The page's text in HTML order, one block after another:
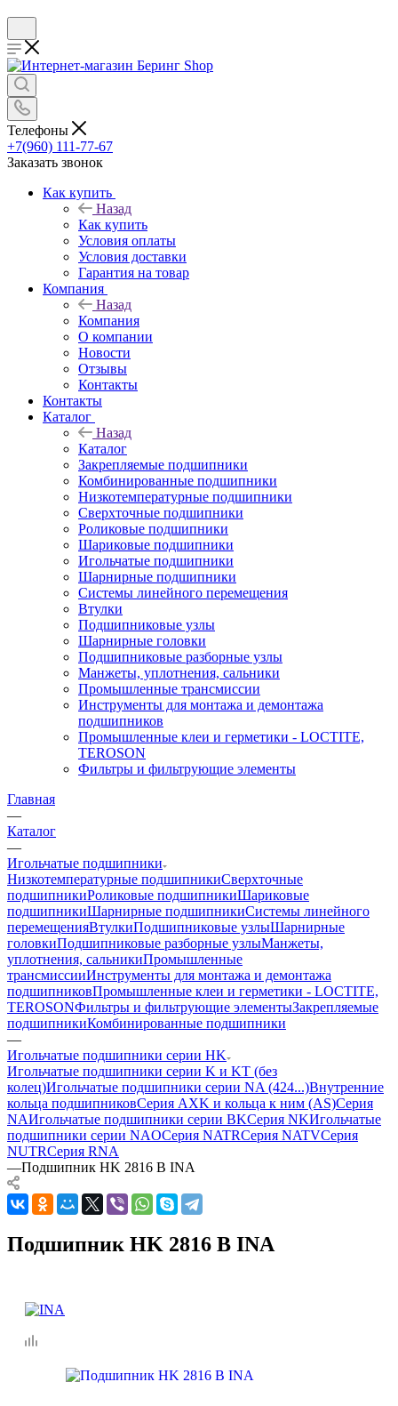
Телефоны
+7(960) 111-77-67
Заказать звонок
Как купить
Назад
Как купить
Условия оплаты
Условия доставки
Гарантия на товар
Компания
Назад
Компания
О компании
Новости
Отзывы
Контакты
Контакты
Каталог
Назад
Каталог
Закрепляемые подшипники
Комбинированные подшипники
Низкотемпературные подшипники
Сверхточные подшипники
Роликовые подшипники
Шариковые подшипники
Игольчатые подшипники
Шарнирные подшипники
Системы линейного перемещения
Втулки
Подшипниковые узлы
Шарнирные головки
Подшипниковые разборные узлы
Манжеты, уплотнения, сальники
Промышленные трансмиссии
Инструменты для монтажа и демонтажа
подшипников
Промышленные клеи и герметики - LOCTITE,
TEROSON
Фильтры и фильтрующие элементы
Главная
—
Каталог
—
Игольчатые подшипники
Низкотемпературные подшипникиСверхточные
подшипникиРоликовые подшипникиШариковые
подшипникиШарнирные подшипникиСистемы линейного
перемещенияВтулкиПодшипниковые узлыШарнирные
головкиПодшипниковые разборные узлыМанжеты,
уплотнения, сальникиПромышленные
трансмиссииИнструменты для монтажа и демонтажа
подшипниковПромышленные клеи и герметики - LOCTITE,
TEROSONФильтры и фильтрующие элементыЗакрепляемые
подшипникиКомбинированные подшипники
—
Игольчатые подшипники серии HK
Игольчатые подшипники серии K и KT (без
колец)Игольчатые подшипники серии NA (424...)Внутренние
кольца подшипниковСерия AXK и кольца к ним (AS)Серия
NAИгольчатые подшипники серии BKСерия NKИгольчатые
подшипники серии NAOСерия NATRСерия NATVСерия
NUTRСерия RNA
—Подшипник HK 2816 B INA
Подшипник HK 2816 B INA